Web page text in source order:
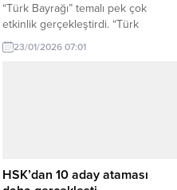
“Türk Bayrağı” temalı pek çok
etkinlik gerçekleştirdi. “Türk
Bayrağına, Vatan Sevgisine” dikkat
çekerek farkındalık oluşturmayı
gerçekleştirdiler. Boyama, el işi gibi
aktivitelere bayrak motifleri yaptılar.
23/01/2026 07:01
HSK’dan 10 aday ataması